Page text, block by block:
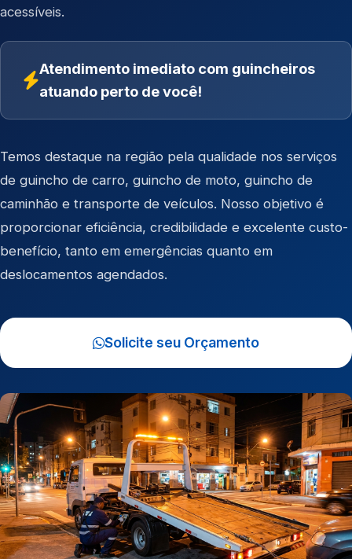
acessíveis.
Atendimento imediato com guincheiros
atuando perto de você!
Temos destaque na região pela qualidade nos serviços
de guincho de carro, guincho de moto, guincho de
caminhão e transporte de veículos. Nosso objetivo é
proporcionar eficiência, credibilidade e excelente custo-
benefício, tanto em emergências quanto em
deslocamentos agendados.
Solicite seu Orçamento